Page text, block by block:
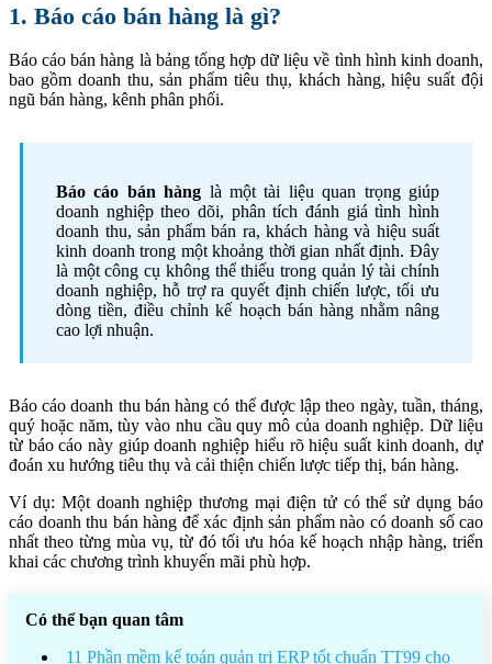
1. Báo cáo bán hàng là gì?
Báo cáo bán hàng là bảng tổng hợp dữ liệu về tình hình kinh doanh,
bao gồm doanh thu, sản phẩm tiêu thụ, khách hàng, hiệu suất đội
ngũ bán hàng, kênh phân phối.
Báo cáo bán hàng là một tài liệu quan trọng giúp
doanh nghiệp theo dõi, phân tích đánh giá tình hình
doanh thu, sản phẩm bán ra, khách hàng và hiệu suất
kinh doanh trong một khoảng thời gian nhất định. Đây
là một công cụ không thể thiếu trong quản lý tài chính
doanh nghiệp, hỗ trợ ra quyết định chiến lược, tối ưu
dòng tiền, điều chỉnh kế hoạch bán hàng nhằm nâng
cao lợi nhuận.
Báo cáo doanh thu bán hàng có thể được lập theo ngày, tuần, tháng,
quý hoặc năm, tùy vào nhu cầu quy mô của doanh nghiệp. Dữ liệu
từ báo cáo này giúp doanh nghiệp hiểu rõ hiệu suất kinh doanh, dự
đoán xu hướng tiêu thụ và cải thiện chiến lược tiếp thị, bán hàng.
Ví dụ: Một doanh nghiệp thương mại điện tử có thể sử dụng báo
cáo doanh thu bán hàng để xác định sản phẩm nào có doanh số cao
nhất theo từng mùa vụ, từ đó tối ưu hóa kế hoạch nhập hàng, triển
khai các chương trình khuyến mãi phù hợp.
Có thể bạn quan tâm
11 Phần mềm kế toán quản trị ERP tốt chuẩn TT99 cho